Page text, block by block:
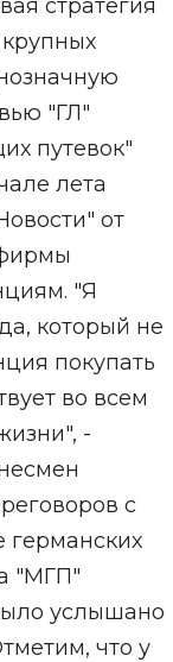
стратегия
"ГЛ"
путевок"
лета
от
"Я
который не
покупать
во всем
-
с
германских
"МГП"
услышано
что у